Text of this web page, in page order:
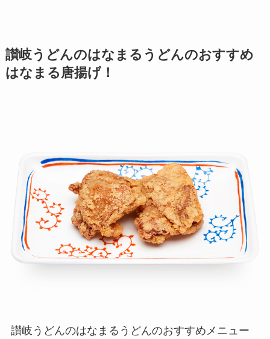
讃岐うどんのはなまるうどんのおすすめ
はなまる唐揚げ！
讃岐うどんのはなまるうどんのおすすめメニュー